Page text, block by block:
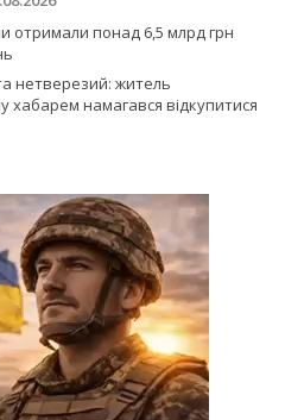
отримали понад 6,5 млрд грн
нетверезий: житель
хабарем намагався відкупитися